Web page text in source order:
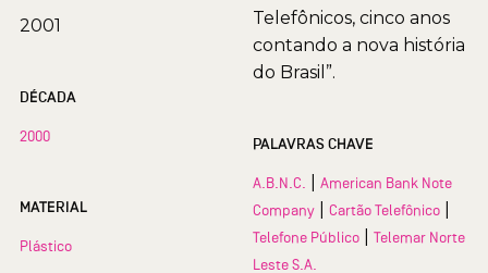
2001
DÉCADA
2000
MATERIAL
Plástico
Telefônicos, cinco anos
contando a nova história
do Brasil”.
PALAVRAS CHAVE
A.B.N.C.
American Bank Note
Company
Cartão Telefônico
Telefone Público
Telemar Norte
Leste S.A.